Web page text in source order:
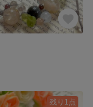
残り1点